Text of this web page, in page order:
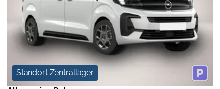
Standort Zentrallager